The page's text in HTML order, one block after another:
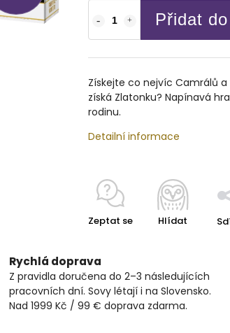
Přidat
Získejte co nejvíc Camrálů
získá Zlatonku? Napínavá
rodinu.
Detailní informace
Zeptat se Hlídat
Rychlá doprava
Z pravidla doručena do 2–3 následujících
pracovních dní. Sovy létají i na Slovensko.
Nad 1999 Kč / 99 € doprava zdarma.